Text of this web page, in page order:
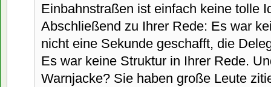
Einbahnstraßen ist einfach keine tolle
Abschließend zu Ihrer Rede: Es war
nicht eine Sekunde geschafft, die
Es war keine Struktur in Ihrer Rede.
Warnjacke? Sie haben große Leute